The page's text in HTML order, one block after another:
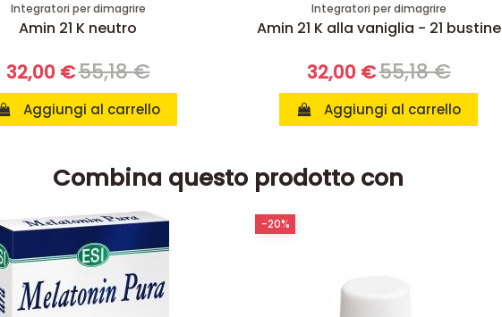
Integratori per dimagrire
Amin 21 K neutro
32,00 €55,18 €
Aggiungi al carrello
Integratori per dimagrire
Amin 21 K alla vaniglia - 21 bustine
32,00 €55,18 €
Aggiungi al carrello
Combina questo prodotto con
-20%